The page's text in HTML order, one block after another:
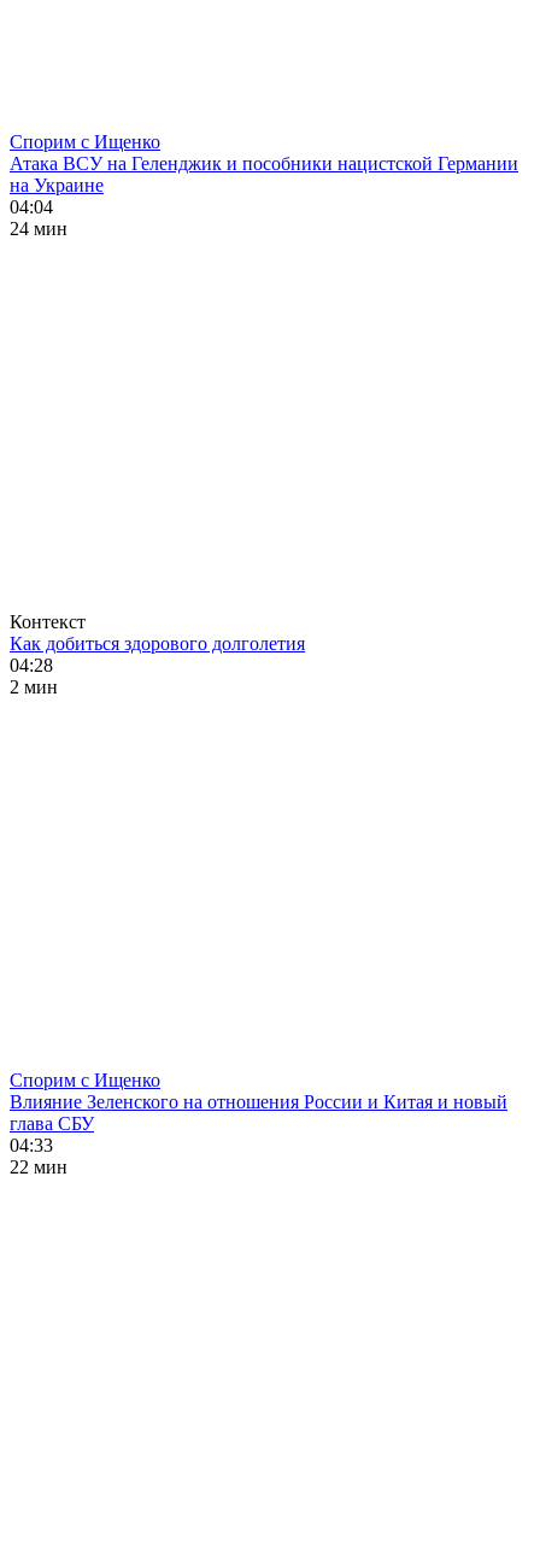
Спорим с Ищенко
Атака ВСУ на Геленджик и пособники нацистской Германии
на Украине
04:04
24 мин
Контекст
Как добиться здорового долголетия
04:28
2 мин
Спорим с Ищенко
Влияние Зеленского на отношения России и Китая и новый
глава СБУ
04:33
22 мин